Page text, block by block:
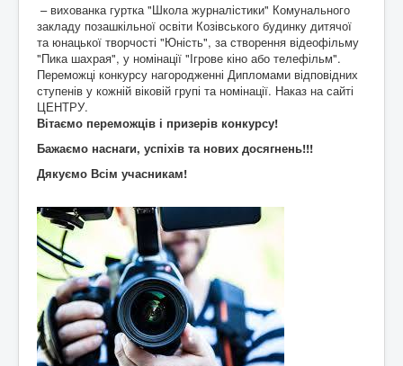
– вихованка гуртка "Школа журналістики" Комунального
закладу позашкільної освіти Козівського будинку дитячої
та юнацької творчості "Юність", за створення відеофільму
"Пика шахрая", у номінації "Ігрове кіно або телефільм".
Переможці конкурсу нагородженні Дипломами відповідних
ступенів у кожній віковій групі та номінації. Наказ на сайті
ЦЕНТРУ.
Вітаємо переможців і призерів конкурсу!
Бажаємо наснаги, успіхів та нових досягнень!!!
Дякуємо Всім учасникам!